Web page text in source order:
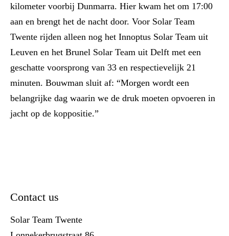
kilometer voorbij Dunmarra. Hier kwam het om 17:00
aan en brengt het de nacht door. Voor Solar Team
Twente rijden alleen nog het Innoptus Solar Team uit
Leuven en het Brunel Solar Team uit Delft met een
geschatte voorsprong van 33 en respectievelijk 21
minuten. Bouwman sluit af: “Morgen wordt een
belangrijke dag waarin we de druk moeten opvoeren in
jacht op de koppositie.”
Contact us
Solar Team Twente